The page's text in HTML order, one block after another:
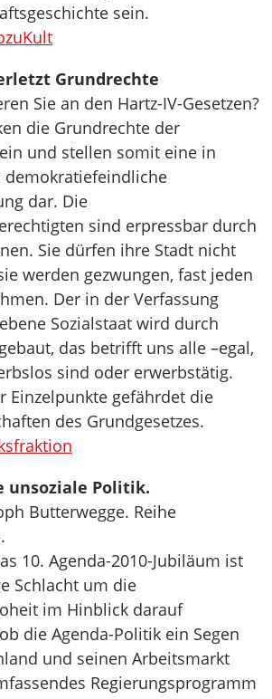
sein.
Grundrechte
Sie an den Hartz-IV-Gesetzen?
die Grundrechte der
und stellen somit eine in
demokratiefeindliche
dar. Die
sind erpressbar durch
Sie dürfen ihre Stadt nicht
werden gezwungen, fast jeden
Der in der Verfassung
Sozialstaat wird durch
das betrifft uns alle –egal,
sind oder erwerbstätig.
Einzelpunkte gefährdet die
des Grundgesetzes.
unsoziale Politik.
Butterwegge. Reihe
10. Agenda-2010-Jubiläum ist
Schlacht um die
im Hinblick darauf
die Agenda-Politik ein Segen
und seinen Arbeitsmarkt
Regierungsprogramm